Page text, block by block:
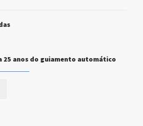
25 anos do guiamento automático